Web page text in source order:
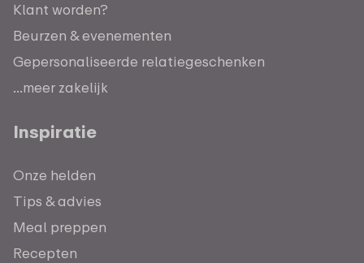
Klant worden?
Beurzen & evenementen
Gepersonaliseerde relatiegeschenken
...meer zakelijk
Inspiratie
Onze helden
Tips & advies
Meal preppen
Recepten